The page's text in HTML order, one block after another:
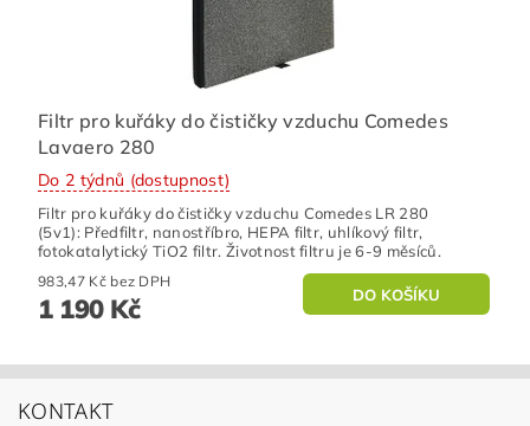
Filtr pro kuřáky do čističky vzduchu Comedes
Lavaero 280
Do 2 týdnů (dostupnost)
Filtr pro kuřáky do čističky vzduchu Comedes LR 280
(5v1): Předfiltr, nanostříbro, HEPA filtr, uhlíkový filtr,
fotokatalytický TiO2 filtr. Životnost filtru je 6-9 měsíců.
983,47 Kč bez DPH
1 190 Kč
KONTAKT